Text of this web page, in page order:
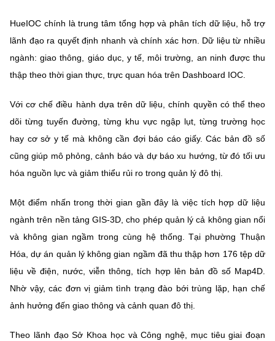
HueIOC chính là trung tâm tổng hợp và phân tích dữ liệu, hỗ trợ
lãnh đạo ra quyết định nhanh và chính xác hơn. Dữ liệu từ nhiều
ngành: giao thông, giáo dục, y tế, môi trường, an ninh được thu
thập theo thời gian thực, trực quan hóa trên Dashboard IOC.
Với cơ chế điều hành dựa trên dữ liệu, chính quyền có thể theo
dõi từng tuyến đường, từng khu vực ngập lụt, từng trường học
hay cơ sở y tế mà không cần đợi báo cáo giấy. Các bản đồ số
cũng giúp mô phỏng, cảnh báo và dự báo xu hướng, từ đó tối ưu
hóa nguồn lực và giảm thiểu rủi ro trong quản lý đô thị.
Một điểm nhấn trong thời gian gần đây là việc tích hợp dữ liệu
ngành trên nền tảng GIS-3D, cho phép quản lý cả không gian nổi
và không gian ngầm trong cùng hệ thống. Tại phường Thuận
Hóa, dự án quản lý không gian ngầm đã thu thập hơn 176 tệp dữ
liệu về điện, nước, viễn thông, tích hợp lên bản đồ số Map4D.
Nhờ vậy, các đơn vị giảm tình trạng đào bới trùng lặp, hạn chế
ảnh hưởng đến giao thông và cảnh quan đô thị.
Theo lãnh đạo Sở Khoa học và Công nghệ, mục tiêu giai đoạn